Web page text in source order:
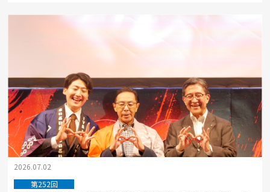
2026.07.02
第252回